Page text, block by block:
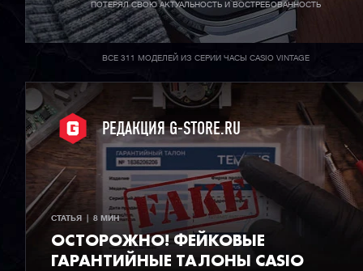
ПОТЕРЯЛ СВОЮ АКТУАЛЬНОСТЬ И ВОСТРЕБОВАННОСТЬ
ВСЕ 311 МОДЕЛЕЙ ИЗ СЕРИИ ЧАСЫ CASIO VINTAGE
РЕДАКЦИЯ G-STORE.RU
СТАТЬЯ  |  8 МИН
ОСТОРОЖНО! ФЕЙКОВЫЕ
ГАРАНТИЙНЫЕ ТАЛОНЫ CASIO